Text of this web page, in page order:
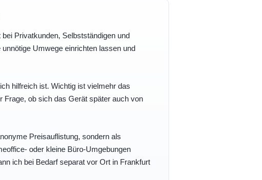
Privatkunden, Selbstständigen und
Umwege einrichten lassen und
hilfreich ist. Wichtig ist vielmehr das
Frage, ob sich das Gerät später auch von
Preisauflistung, sondern als
oder kleine Büro-Umgebungen
ich bei Bedarf separat vor Ort in Frankfurt